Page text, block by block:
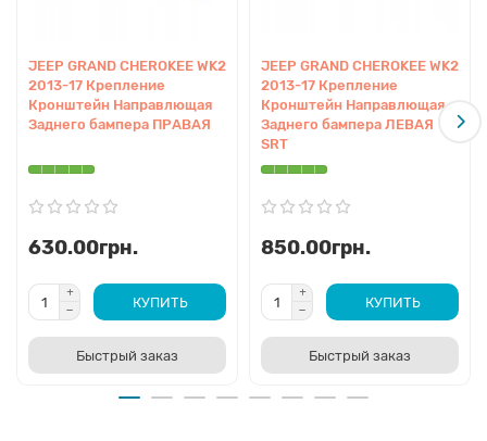
JEEP GRAND CHEROKEE WK2
2013-17 Крепление
Кронштейн Направлющая
Заднего бампера ПРАВАЯ
630.00грн.
КУПИТЬ
Быстрый заказ
JEEP GRAND CHEROKEE WK2
2013-17 Крепление
Кронштейн Направлющая
Заднего бампера ЛЕВАЯ
SRT
850.00грн.
КУПИТЬ
Быстрый заказ